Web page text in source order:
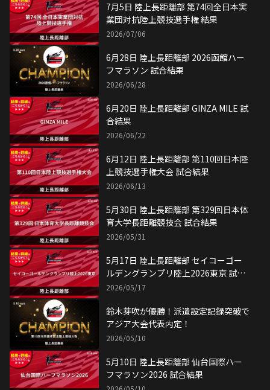
7月5日 陸上長距離部 第74回全日本実
業団対抗陸上競技選手権 結果
2026/07/06
6月28日 陸上長距離部 2026函館ハー
フマラソン 試合結果
2026/06/28
6月20日 陸上長距離部 GINZA MILE 試
合結果
2026/06/22
6月12日 陸上長距離部 第110回日本陸
上競技選手権大会 試合結果
2026/06/13
5月30日 陸上長距離部 第329回日本体
育大学長距離競技会 試合結果
2026/05/31
5月17日 陸上長距離部 セイコーゴー
ルデングランプリ陸上2026東京 試合
結果
2026/05/17
鈴木芽吹が優勝！派遣設定記録突破で
アジア大会代表内定！
2026/05/10
5月10日 陸上長距離部 仙台国際ハー
フマラソン2026 試合結果